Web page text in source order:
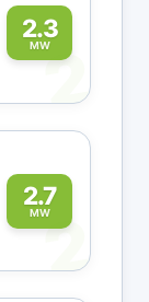
2.3
MW2
2.7
MW2